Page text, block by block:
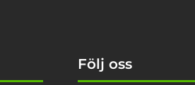
Följ oss